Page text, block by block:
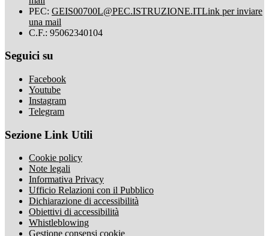
PEC: GEIS00700L@PEC.ISTRUZIONE.ITLink per inviare
una mail
C.F.: 95062340104
Seguici su
Facebook
Youtube
Instagram
Telegram
Sezione Link Utili
Cookie policy
Note legali
Informativa Privacy
Ufficio Relazioni con il Pubblico
Dichiarazione di accessibilità
Obiettivi di accessibilità
Whistleblowing
Gestione consensi cookie